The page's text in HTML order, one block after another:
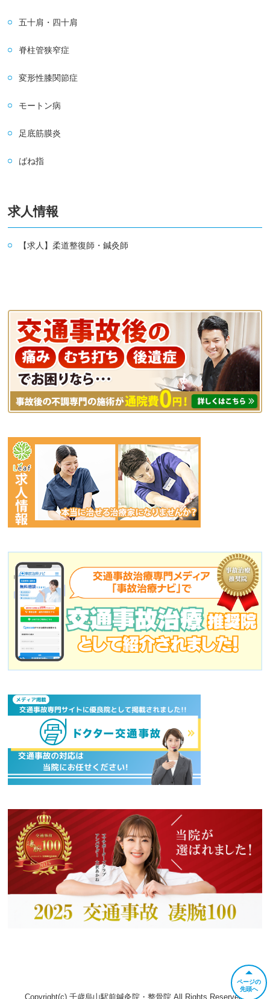
ページの
先頭へ
五十肩・四十肩
脊柱管狭窄症
変形性膝関節症
モートン病
足底筋膜炎
ばね指
求人情報
【求人】柔道整復師・鍼灸師
Copyright(c) 千歳烏山駅前鍼灸院・整骨院 All Rights Reserved.